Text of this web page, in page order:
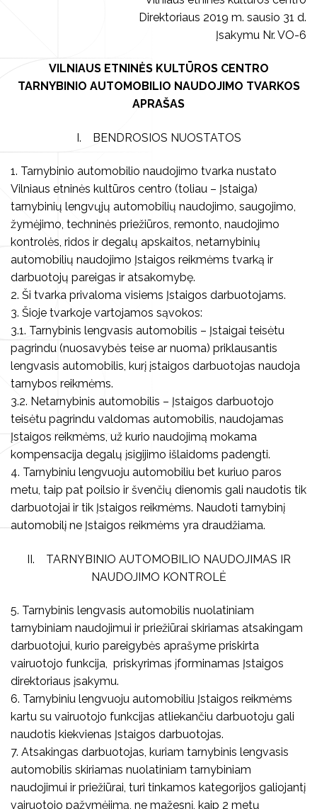
Muzikiniai užsiėmimai
Seminarai, paskaitos
Kalendorinės šventės
Visi edukaciniai užsiėmimai
Knygos
Kita
Vilniaus folkloro ansambliai
Komisijos ir darbo grupės
Viešieji pirkimai
Tarnybiniai automobiliai
Centro teikiamų paslaugų įkainiai
Privačių interesų deklaravimas
Korupcijos prevencija
Smurto ir priekabiavimo prevencija
Pranešėjų apsauga
Atviri duomenys
Konsultavimasis su visuomene
Teisinė informacija
Konkursai
Savanorystė, praktika
Parama, bendradarbiavimas
Direktoriaus 2019 m. sausio 31 d.
Įsakymu Nr. VO-6
VILNIAUS ETNINĖS KULTŪROS CENTRO
TARNYBINIO AUTOMOBILIO NAUDOJIMO TVARKOS
APRAŠAS
I. BENDROSIOS NUOSTATOS
1. Tarnybinio automobilio naudojimo tvarka nustato
Vilniaus etninės kultūros centro (toliau – Įstaiga)
tarnybinių lengvųjų automobilių naudojimo, saugojimo,
žymėjimo, techninės priežiūros, remonto, naudojimo
kontrolės, ridos ir degalų apskaitos, netarnybinių
automobilių naudojimo Įstaigos reikmėms tvarką ir
darbuotojų pareigas ir atsakomybę.
2. Ši tvarka privaloma visiems Įstaigos darbuotojams.
3. Šioje tvarkoje vartojamos sąvokos:
3.1. Tarnybinis lengvasis automobilis – Įstaigai teisėtu
pagrindu (nuosavybės teise ar nuoma) priklausantis
lengvasis automobilis, kurį įstaigos darbuotojas naudoja
tarnybos reikmėms.
3.2. Netarnybinis automobilis – Įstaigos darbuotojo
teisėtu pagrindu valdomas automobilis, naudojamas
Įstaigos reikmėms, už kurio naudojimą mokama
kompensacija degalų įsigijimo išlaidoms padengti.
4. Tarnybiniu lengvuoju automobiliu bet kuriuo paros
metu, taip pat poilsio ir švenčių dienomis gali naudotis tik
darbuotojai ir tik Įstaigos reikmėms. Naudoti tarnybinį
automobilį ne Įstaigos reikmėms yra draudžiama.
II. TARNYBINIO AUTOMOBILIO NAUDOJIMAS IR
NAUDOJIMO KONTROLĖ
5. Tarnybinis lengvasis automobilis nuolatiniam
tarnybiniam naudojimui ir priežiūrai skiriamas atsakingam
darbuotojui, kurio pareigybės aprašyme priskirta
vairuotojo funkcija, priskyrimas įforminamas Įstaigos
direktoriaus įsakymu.
6. Tarnybiniu lengvuoju automobiliu Įstaigos reikmėms
kartu su vairuotojo funkcijas atliekančiu darbuotoju gali
naudotis kiekvienas Įstaigos darbuotojas.
7. Atsakingas darbuotojas, kuriam tarnybinis lengvasis
automobilis skiriamas nuolatiniam tarnybiniam
naudojimui ir priežiūrai, turi tinkamos kategorijos galiojantį
vairuotojo pažymėjimą, ne mažesnį, kaip 2 metų